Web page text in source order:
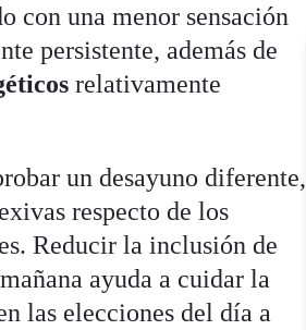
con una menor sensación
persistente, además de
relativamente
un desayuno diferente,
respecto de los
Reducir la inclusión de
ayuda a cuidar la
las elecciones del día a